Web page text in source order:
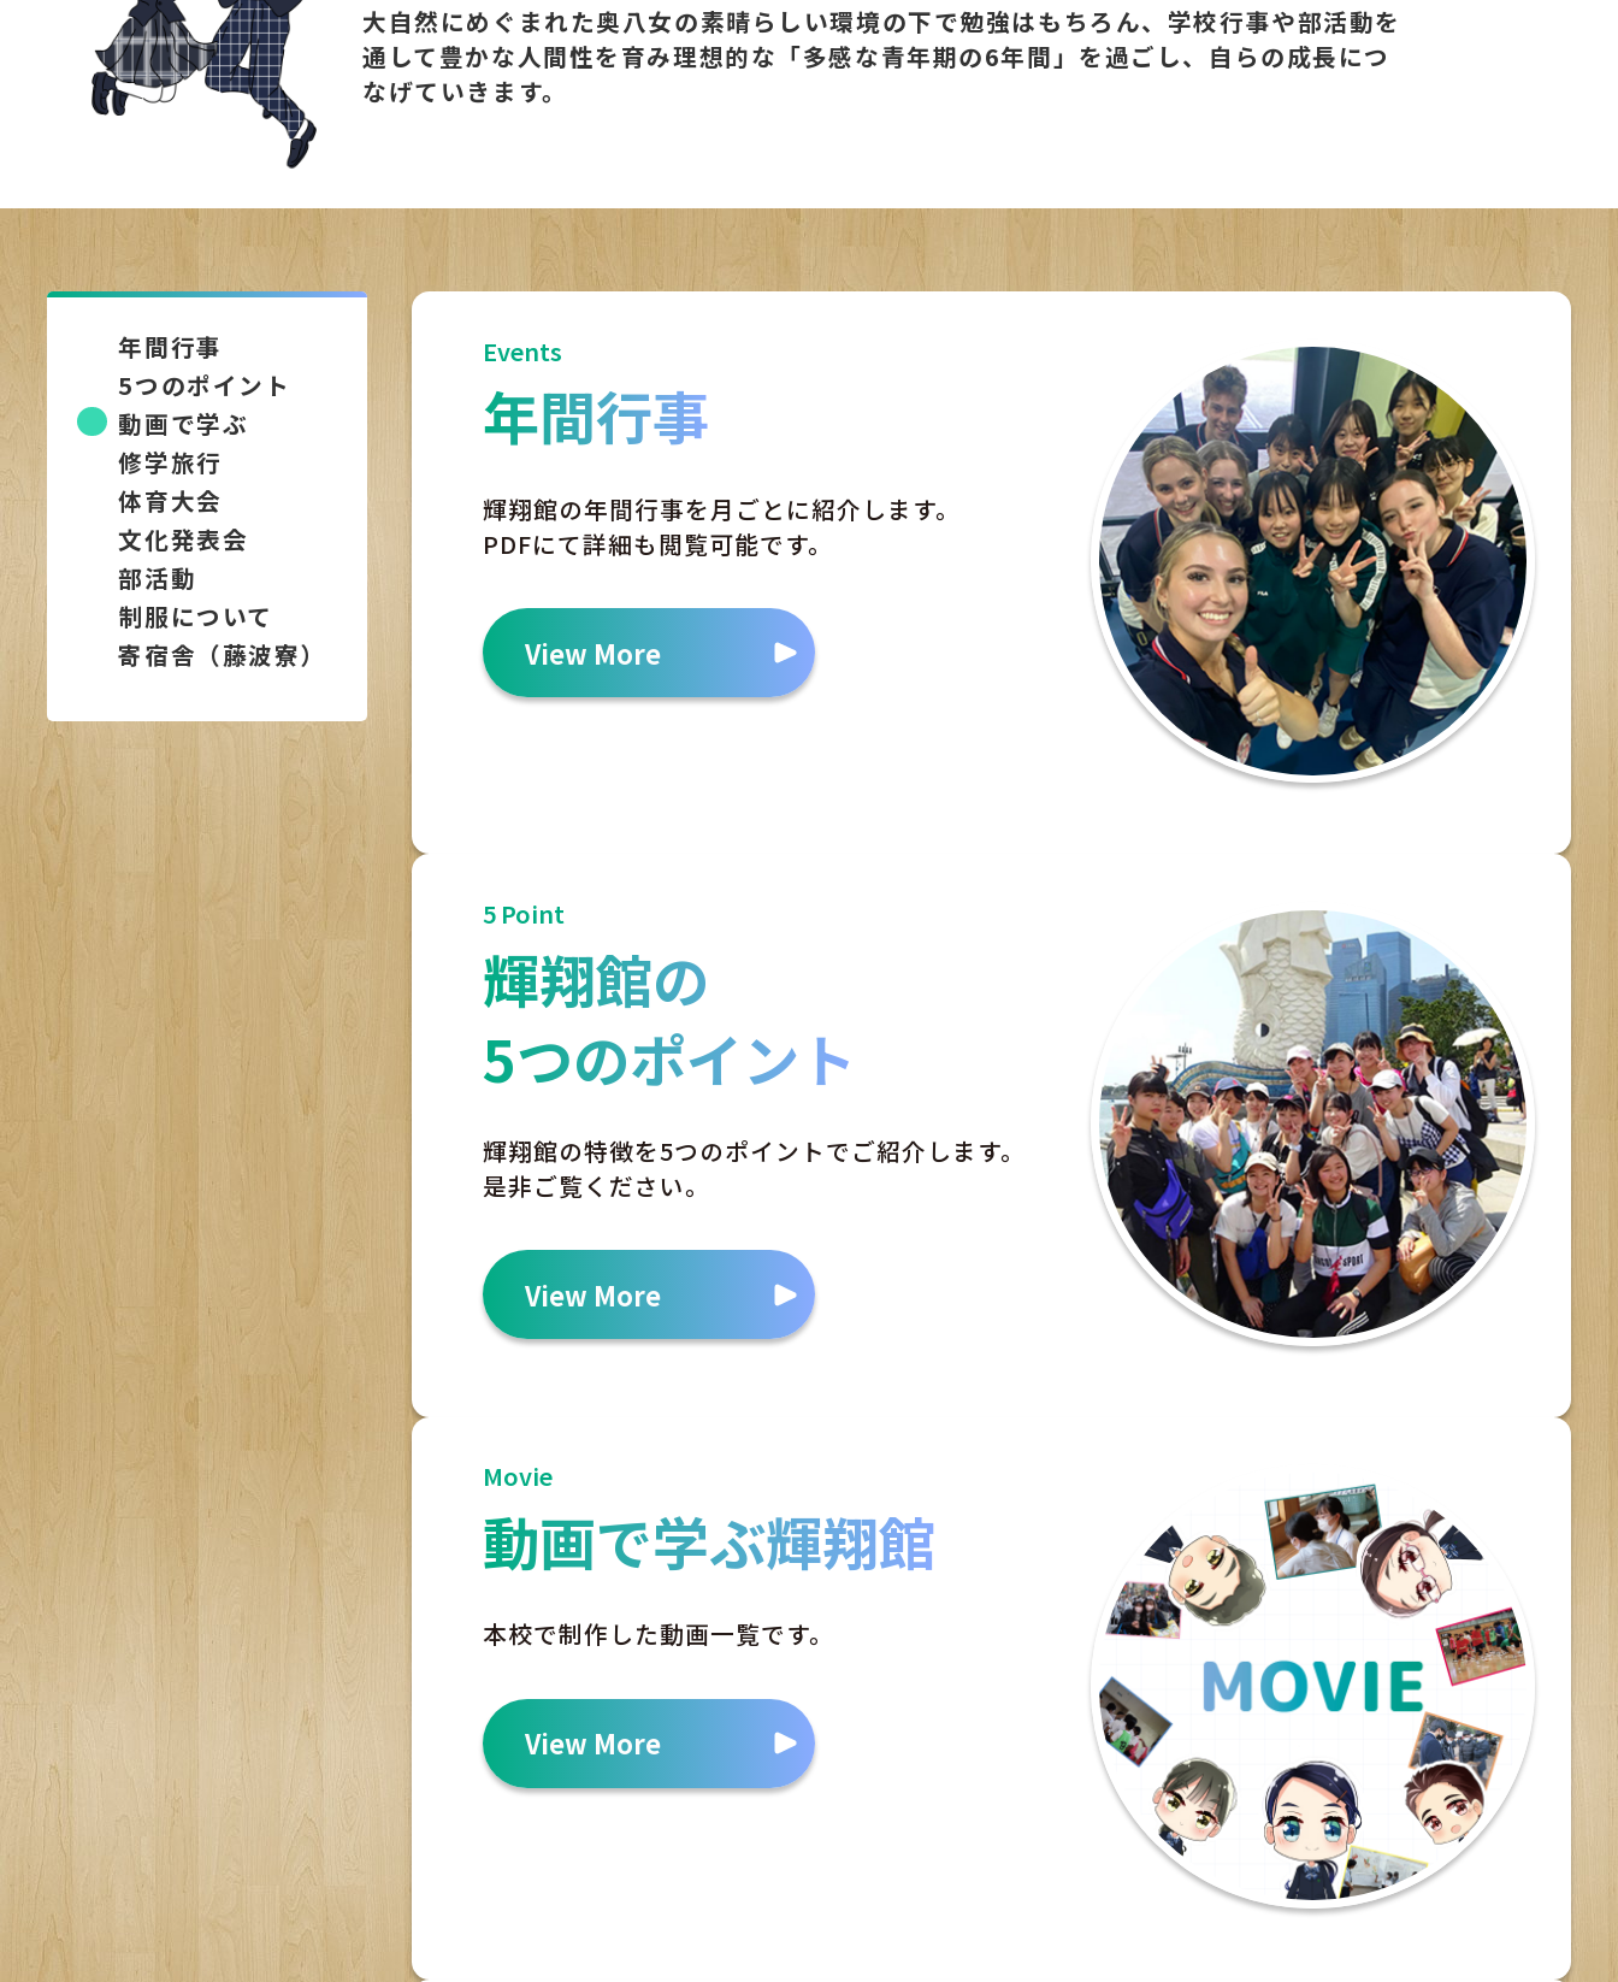
大自然にめぐまれた奥八女の素晴らしい環境の下で勉強はもちろん、学校行事や部活動を
通して豊かな人間性を育み理想的な「多感な青年期の6年間」を過ごし、自らの成長につ
なげていきます。
年間行事
5つのポイント
動画で学ぶ
修学旅行
体育大会
文化発表会
部活動
制服について
寄宿舎（藤波寮）
Events
年間行事
輝翔館の年間行事を月ごとに紹介します。
PDFにて詳細も閲覧可能です。
View More
5 Point
輝翔館の
5つのポイント
輝翔館の特徴を5つのポイントでご紹介します。
是非ご覧ください。
View More
Movie
動画で学ぶ輝翔館
本校で制作した動画一覧です。
View More